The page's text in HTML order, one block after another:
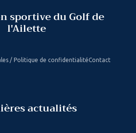
sportive du Golf de
l'Ailette
/ Politique de confidentialitéContact
actualités